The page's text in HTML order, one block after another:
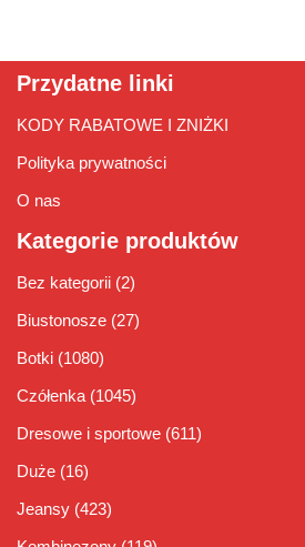
Przydatne linki
KODY RABATOWE I ZNIŻKI
Polityka prywatności
O nas
Kategorie produktów
Bez kategorii (2)
Biustonosze (27)
Botki (1080)
Czółenka (1045)
Dresowe i sportowe (611)
Duże (16)
Jeansy (423)